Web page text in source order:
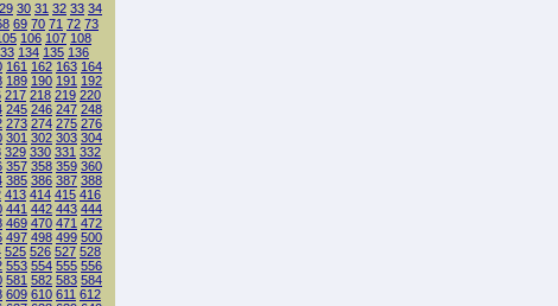
29 30 31 32 33 34
69 70 71 72 73
106 107 108
134 135 136
161 162 163 164
189 190 191 192
217 218 219 220
245 246 247 248
273 274 275 276
301 302 303 304
329 330 331 332
357 358 359 360
385 386 387 388
413 414 415 416
441 442 443 444
469 470 471 472
497 498 499 500
525 526 527 528
553 554 555 556
581 582 583 584
609 610 611 612